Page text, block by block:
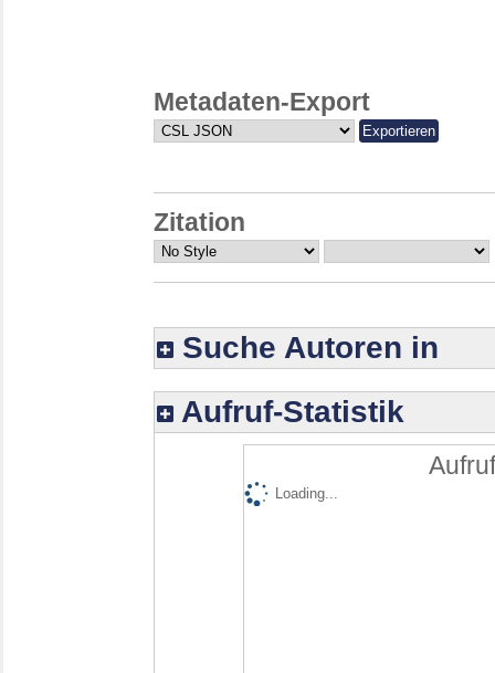
Metadaten-Export
Zitation
Suche Autoren in
Aufruf-Statistik
Loading...